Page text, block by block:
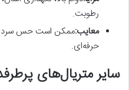
رطوبت.
معایب:ممکن است حس سردی
حرفه‌ای.
سایر متریال‌های